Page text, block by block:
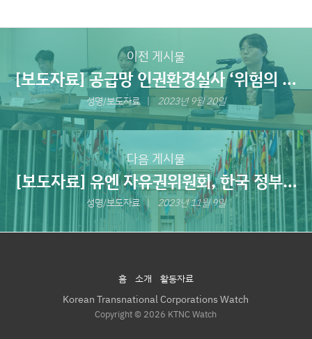
이전 게시물
[보도자료] 공급망 인권환경실사 ‘위험의 외
주화’ 막는다
성명/보도자료 2023년 9월 20일
다음 게시물
[보도자료] 유엔 자유권위원회, 한국 정부 5
차 국가보고서 심의 후 최종견해 발표
성명/보도자료 2023년 11월 9일
홈 소개
활동자료
Korean Transnational Corporations Watch
Copyright © 2026 KTNC Watch